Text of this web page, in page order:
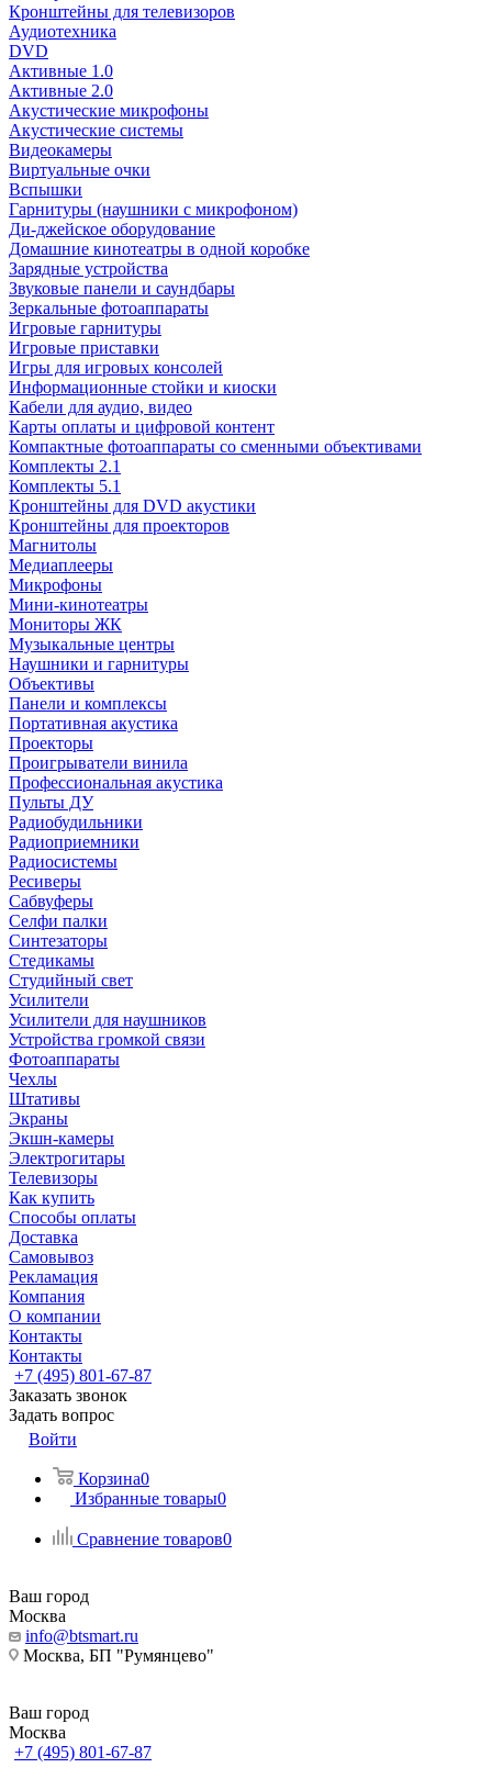
Кронштейны для телевизоров
Аудиотехника
DVD
Активные 1.0
Активные 2.0
Акустические микрофоны
Акустические системы
Видеокамеры
Виртуальные очки
Вспышки
Гарнитуры (наушники с микрофоном)
Ди-джейское оборудование
Домашние кинотеатры в одной коробке
Зарядные устройства
Звуковые панели и саундбары
Зеркальные фотоаппараты
Игровые гарнитуры
Игровые приставки
Игры для игровых консолей
Информационные стойки и киоски
Кабели для аудио, видео
Карты оплаты и цифровой контент
Компактные фотоаппараты со сменными объективами
Комплекты 2.1
Комплекты 5.1
Кронштейны для DVD акустики
Кронштейны для проекторов
Магнитолы
Медиаплееры
Микрофоны
Мини-кинотеатры
Мониторы ЖК
Музыкальные центры
Наушники и гарнитуры
Объективы
Панели и комплексы
Портативная акустика
Проекторы
Проигрыватели винила
Профессиональная акустика
Пульты ДУ
Радиобудильники
Радиоприемники
Радиосистемы
Ресиверы
Сабвуферы
Селфи палки
Синтезаторы
Стедикамы
Студийный свет
Усилители
Усилители для наушников
Устройства громкой связи
Фотоаппараты
Чехлы
Штативы
Экраны
Экшн-камеры
Электрогитары
Телевизоры
Как купить
Способы оплаты
Доставка
Самовывоз
Рекламация
Компания
О компании
Контакты
Контакты
+7 (495) 801-67-87
Заказать звонок
Задать вопрос
Войти
Корзина0
Избранные товары0
Сравнение товаров0
Ваш город
Москва
info@btsmart.ru
Москва, БП "Румянцево"
Ваш город
Москва
+7 (495) 801-67-87